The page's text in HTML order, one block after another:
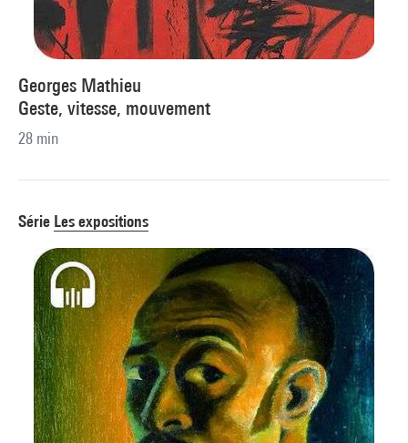
Georges Mathieu
Geste, vitesse, mouvement
28 min
Série Les expositions